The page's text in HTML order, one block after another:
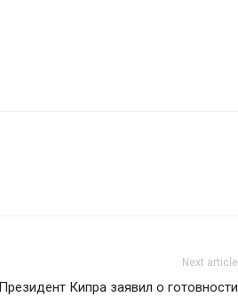
Next article
Президент Кипра заявил о готовности